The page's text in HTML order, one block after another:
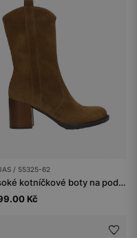
/ 55325-62
Vysoké kotníčkové boty na podpatku
Kč